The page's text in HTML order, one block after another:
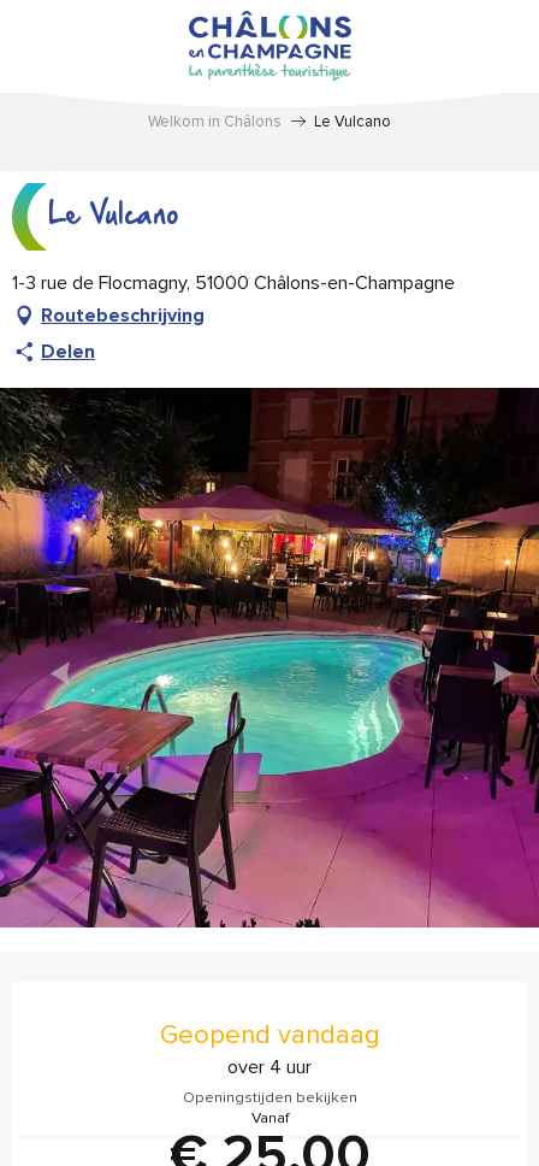
Welkom in Châlons Le Vulcano
Le Vulcano
1-3 rue de Flocmagny, 51000 Châlons-en-Champagne
Routebeschrijving
Delen
Geopend vandaag
over 4 uur
Openingstijden bekijken
Vanaf